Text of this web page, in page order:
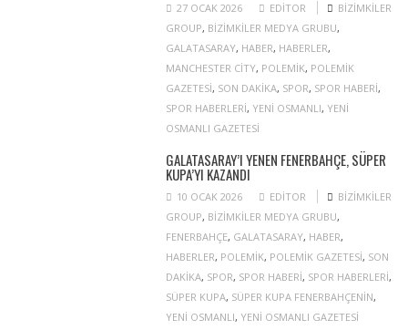
27 OCAK 2026 EDITOR
BIZIMKILER
GROUP, BIZIMKILER MEDYA GRUBU,
GALATASARAY, HABER, HABERLER,
MANCHESTER CITY, POLEMIK, POLEMIK
GAZETESI, SON DAKIKA, SPOR, SPOR HABERI,
SPOR HABERLERI, YENI OSMANLI, YENI
OSMANLI GAZETESI
GALATASARAY’I YENEN FENERBAHÇE, SÜPER
KUPA’YI KAZANDI
10 OCAK 2026 EDITOR
BIZIMKILER
GROUP, BIZIMKILER MEDYA GRUBU,
FENERBAHÇE, GALATASARAY, HABER,
HABERLER, POLEMIK, POLEMIK GAZETESI, SON
DAKIKA, SPOR, SPOR HABERI, SPOR HABERLERI,
SÜPER KUPA, SÜPER KUPA FENERBAHÇENIN,
YENI OSMANLI, YENI OSMANLI GAZETESI